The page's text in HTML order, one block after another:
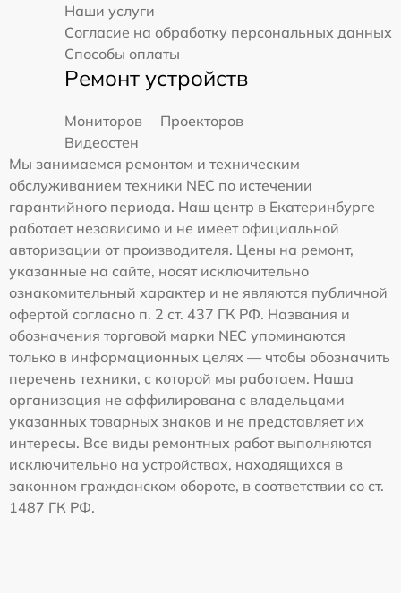
Наши услуги
Согласие на обработку персональных данных
Способы оплаты
Ремонт устройств
Мониторов
Проекторов
Видеостен
Мы занимаемся ремонтом и техническим
обслуживанием техники NEC по истечении
гарантийного периода. Наш центр в Екатеринбурге
работает независимо и не имеет официальной
авторизации от производителя. Цены на ремонт,
указанные на сайте, носят исключительно
ознакомительный характер и не являются публичной
офертой согласно п. 2 ст. 437 ГК РФ. Названия и
обозначения торговой марки NEC упоминаются
только в информационных целях — чтобы обозначить
перечень техники, с которой мы работаем. Наша
организация не аффилирована с владельцами
указанных товарных знаков и не представляет их
интересы. Все виды ремонтных работ выполняются
исключительно на устройствах, находящихся в
законном гражданском обороте, в соответствии со ст.
1487 ГК РФ.